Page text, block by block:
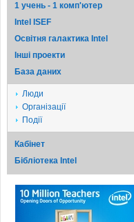
1 учень - 1 комп'ютер
Intel ISEF
Освітня галактика Intel
Iншi проекти
База даних
Люди
Організації
Події
Кабінет
Бібліотека Intel